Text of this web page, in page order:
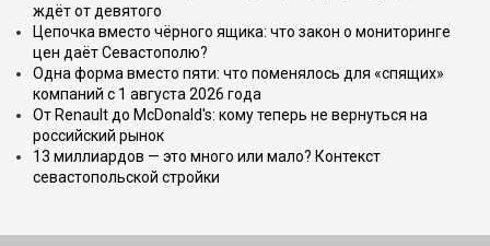
ждёт от девятого
Цепочка вместо чёрного ящика: что закон о мониторинге
цен даёт Севастополю?
Одна форма вместо пяти: что поменялось для «спящих»
компаний с 1 августа 2026 года
От Renault до McDonald's: кому теперь не вернуться на
российский рынок
13 миллиардов — это много или мало? Контекст
севастопольской стройки